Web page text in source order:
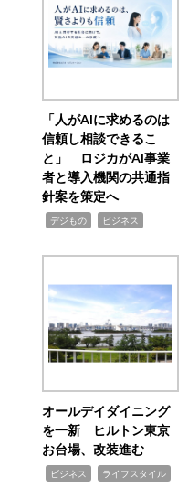
「人がAIに求めるのは
信頼し相談できるこ
と」 ロジカがAI事業
者と導入機関の共通指
針案を策定へ
デジもの ビジネス
オールデイダイニング
を一新 ヒルトン東京
お台場、改装進む
ビジネス ライフスタイル